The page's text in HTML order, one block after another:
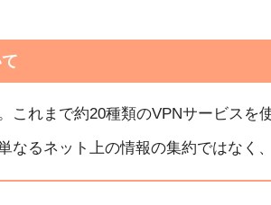
これまで約20種類のVPNサービスを
なるネット上の情報の集約ではなく